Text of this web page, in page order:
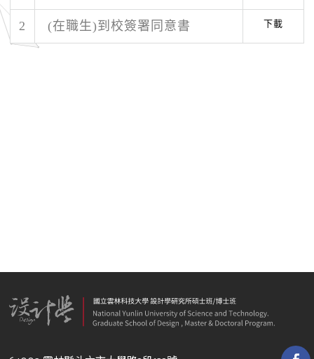
2 (在職生)到校簽署同意書 下載